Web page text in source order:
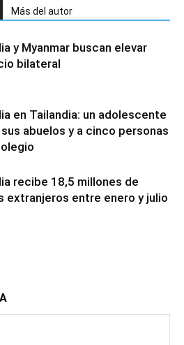
Más del autor
y Myanmar buscan elevar
bilateral
en Tailandia: un adolescente
abuelos y a cinco personas
recibe 18,5 millones de
extranjeros entre enero y julio